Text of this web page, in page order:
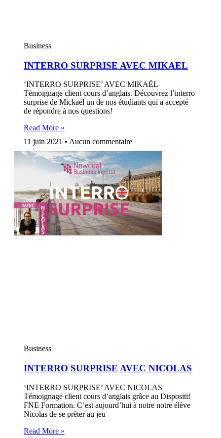
Business
INTERRO SURPRISE AVEC MIKAEL
‘INTERRO SURPRISE’ AVEC MIKAËL
Témoignage client cours d’anglais. Découvrez l’interro
surprise de Mickaël un de nos étudiants qui a accepté
de répondre à nos questions!
Read More »
11 juin 2021
Aucun commentaire
Business
INTERRO SURPRISE AVEC NICOLAS
‘INTERRO SURPRISE’ AVEC NICOLAS
Témoignage client cours d’anglais grâce au Dispositif
FNE Formation. C’est aujourd’hui à notre notre élève
Nicolas de se prêter au jeu
Read More »